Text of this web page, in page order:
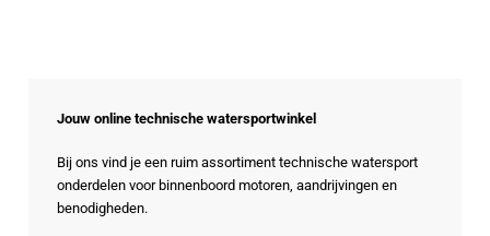
Jouw online technische watersportwinkel
Bij ons vind je een ruim assortiment technische watersport
onderdelen voor binnenboord motoren, aandrijvingen en
benodigheden.